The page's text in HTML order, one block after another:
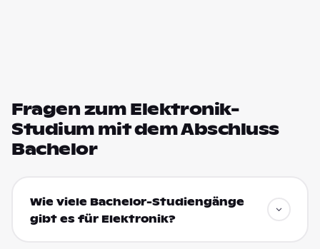
Fragen zum Elektronik-
Studium mit dem Abschluss
Bachelor
Wie viele Bachelor-Studiengänge
gibt es für Elektronik?